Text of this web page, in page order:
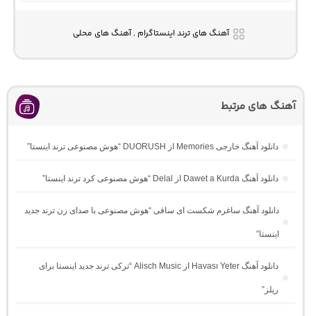
آهنگ های ترند اینستاگرام , آهنگ های محلی
آهنگ های مرتبط
دانلود آهنگ خارجی Memories از DUORUSH “هوش مصنوعی ترند اینستا”
دانلود آهنگ Dawet a Kurda از Delal “هوش مصنوعی کرد ترند اینستا”
دانلود آهنگ ساغرم شکست ای ساقی “هوش مصنوعی با صدای زن ترند جدید
اینستا”
دانلود آهنگ Havası Yeter از Alisch Music “ترکی ترند جدید اینستا برای
ریلز”